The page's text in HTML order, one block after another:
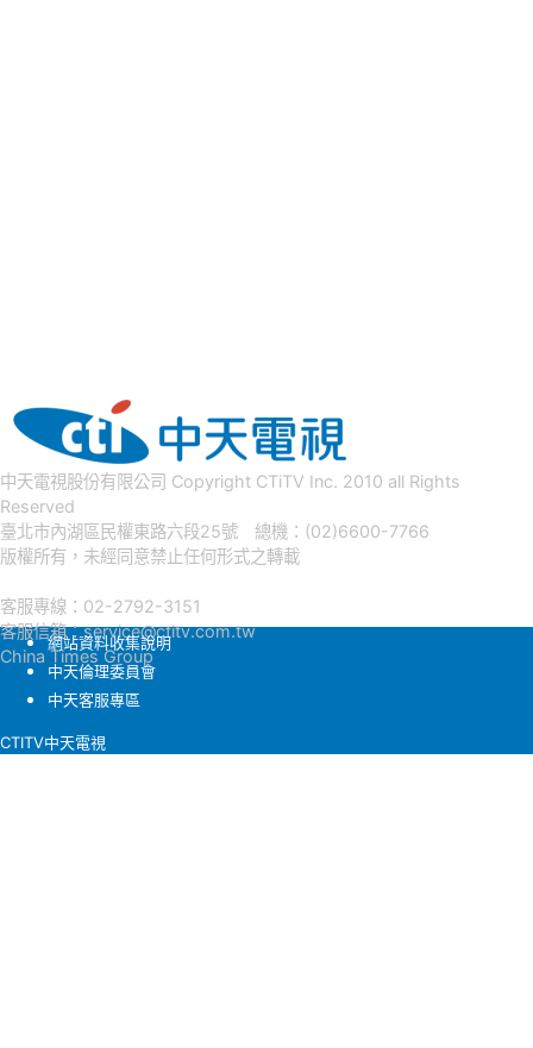
中天電視股份有限公司 Copyright CTiTV Inc. 2010 all Rights
Reserved
臺北市內湖區民權東路六段25號 總機：(02)6600-7766
版權所有，未經同意禁止任何形式之轉載
客服專線：02-2792-3151
客服信箱：service@ctitv.com.tw
China Times Group
網站資料收集說明
中天倫理委員會
中天客服專區
CTITV中天電視